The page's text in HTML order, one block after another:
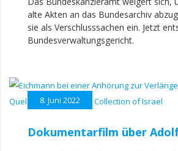
alte Akten an das Bundesarchiv
sie als Verschlusssachen ein. Jetzt
Bundesverwaltungsgericht.
8. Juni 2022
Dokumentarfilm über